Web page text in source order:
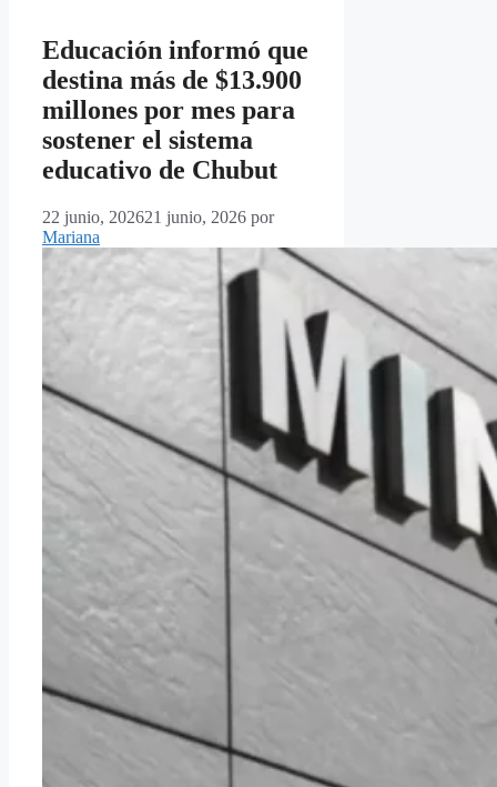
Educación informó que
destina más de $13.900
millones por mes para
sostener el sistema
educativo de Chubut
22 junio, 202621 junio, 2026 por
Mariana